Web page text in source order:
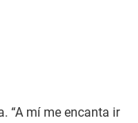
“A mí me encanta ir